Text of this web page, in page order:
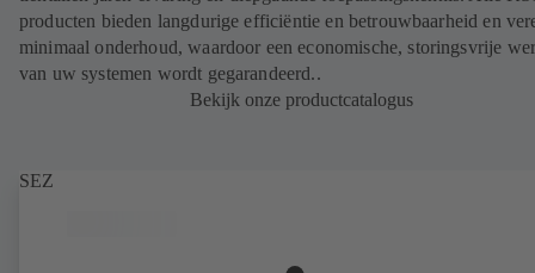
producten bieden langdurige efficiëntie en betrouwbaarheid en
minimaal onderhoud, waardoor een economische, storingsvrije
van uw systemen wordt gegarandeerd..
Bekijk onze productcatalogus
SEZ